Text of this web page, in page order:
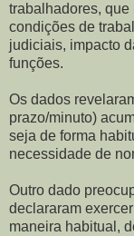
trabalhadores,
condições de
judiciais, impacto
funções.
Os dados
prazo/minuto)
seja de forma
necessidade de
Outro dado
declararam
maneira habitual,